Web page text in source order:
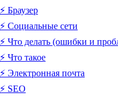
⚡ Браузер
⚡ Социальные сети
⚡ Что делать (ошибки и
⚡ Что такое
⚡ Электронная почта
⚡ SEO